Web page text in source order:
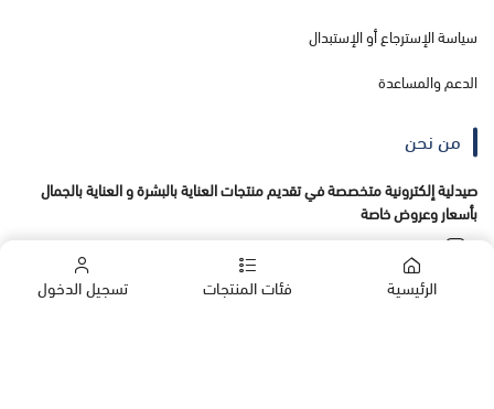
الرئيسية فئات المنتجات تسجيل الدخول
سياسة الإسترجاع أو الإستبدال
الدعم والمساعدة
من نحن
صيدلية إلكترونية متخصصة في تقديم منتجات العناية بالبشرة و العناية بالجمال
بأسعار وعروض خاصة
تواصل معنا